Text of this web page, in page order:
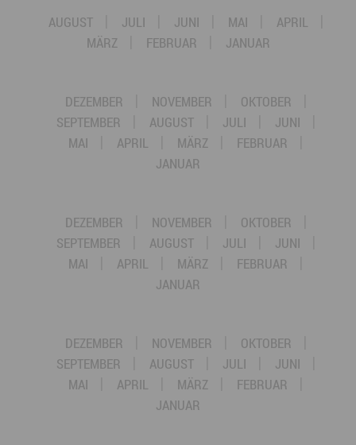
AUGUST JULI JUNI MAI
APRIL
MÄRZ
FEBRUAR JANUAR
DEZEMBER NOVEMBER
OKTOBER
SEPTEMBER
AUGUST JULI
JUNI
MAI
APRIL MÄRZ
FEBRUAR
JANUAR
DEZEMBER NOVEMBER
OKTOBER
SEPTEMBER
AUGUST JULI
JUNI
MAI
APRIL MÄRZ
FEBRUAR
JANUAR
DEZEMBER NOVEMBER
OKTOBER
SEPTEMBER
AUGUST JULI
JUNI
MAI
APRIL MÄRZ
FEBRUAR
JANUAR